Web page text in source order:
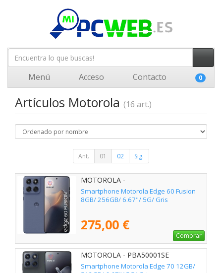
Menú Acceso Contacto 0
Artículos Motorola (16 art.)
Ant. 01 02 Sig.
MOTOROLA -
Smartphone Motorola Edge 60 Fusion
8GB/ 256GB/ 6.67"/ 5G/ Gris
275,00 €
Comprar
MOTOROLA - PBA50001SE
Smartphone Motorola Edge 70 12GB/